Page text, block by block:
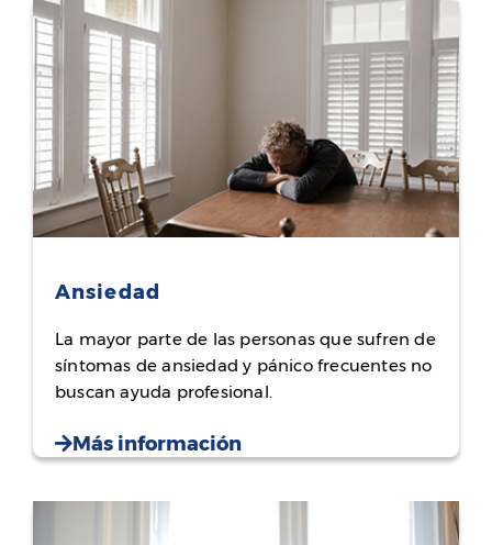
Ansiedad
La mayor parte de las personas que sufren de
síntomas de ansiedad y pánico frecuentes no
buscan ayuda profesional.
Más información